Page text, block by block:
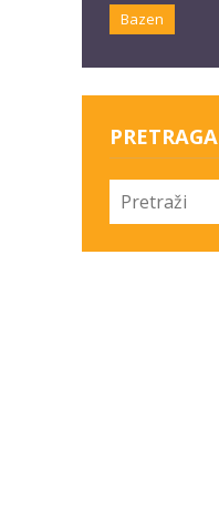
Bazen
PRETRAGA